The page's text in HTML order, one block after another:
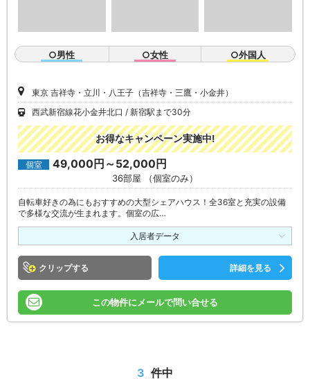
○男性 ○女性 ○外国人
東京 吉祥寺・立川・八王子（吉祥寺・三鷹・小金井）
西武新宿線花小金井北口
新宿駅まで30分
お得なキャンペーン実施中!
個室 49,000円～52,000円
36部屋 （個室のみ）
自転車好きの為にもおすすめの大型シェアハウス！全36室と充実の設備
で多様な交流が生まれます。個室の広…
入居者データ
クリップ 詳細を見る
この物件にメールで問い合せる
3 件中